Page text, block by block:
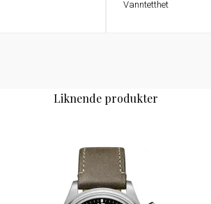
Vanntetthet
Liknende produkter